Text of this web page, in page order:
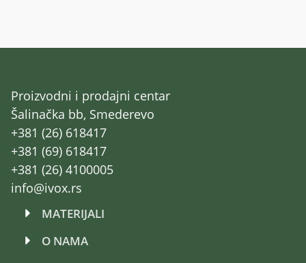
Proizvodni i prodajni centar
Šalinačka bb, Smederevo
+381 (26) 618417
+381 (69) 618417
+381 (26) 4100005
info@ivox.rs
MATERIJALI
O NAMA